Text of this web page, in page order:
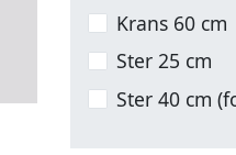
Krans 60 cm
Ster 25 cm
Ster 40 cm